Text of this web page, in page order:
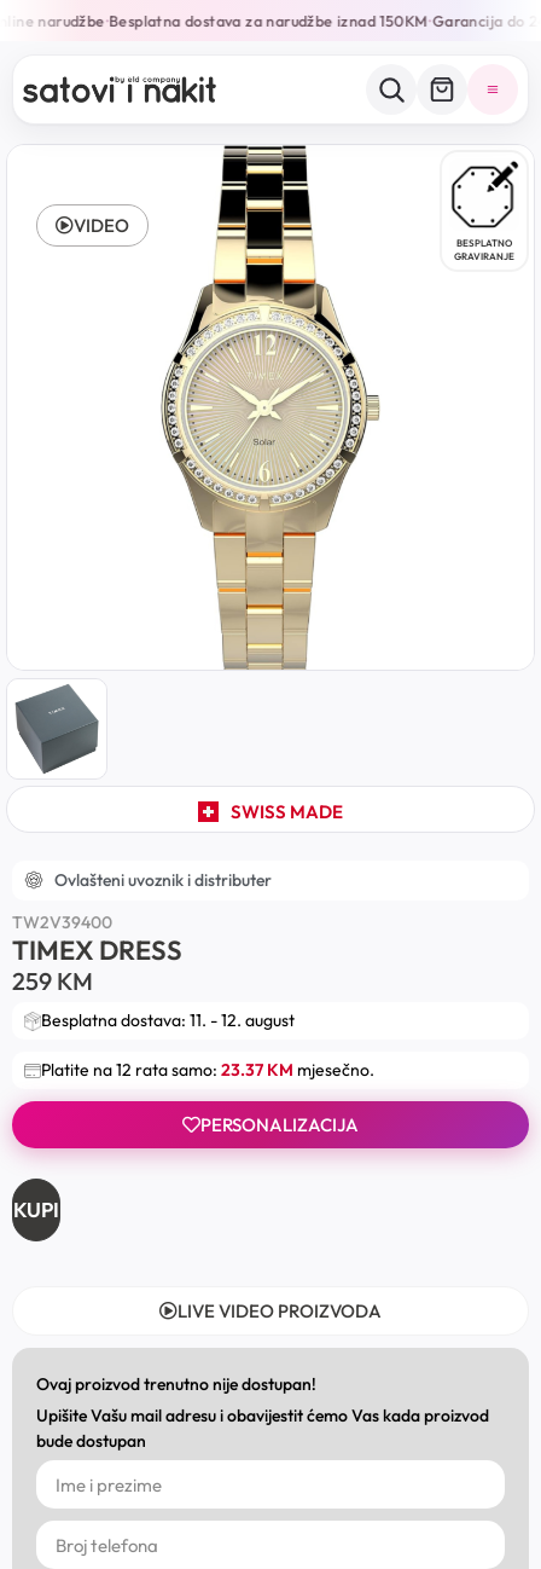
narudžbe•Besplatna dostava za narudžbe iznad 150KM•Garancija do
BESPLATNO
GRAVIRANJE
SWISS MADE
VIDEO
Ovlašteni uvoznik i distributer
TW2V39400
TIMEX DRESS
259 KM
Besplatna dostava: 11. - 12. august
Platite na 12 rata samo: 23.37 KM mjesečno.
PERSONALIZACIJA
KUPI
LIVE VIDEO PROIZVODA
Ovaj proizvod trenutno nije dostupan!
Upišite Vašu mail adresu i obavijestit ćemo Vas kada proizvod
bude dostupan